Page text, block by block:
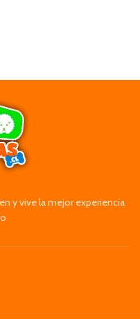
y vive la mejor experiencia